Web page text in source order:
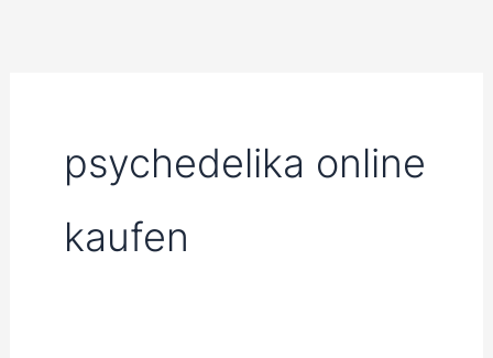
psychedelika online
kaufen